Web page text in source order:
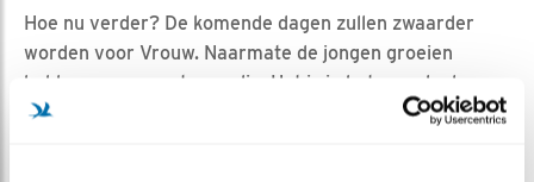
Hoe nu verder? De komende dagen zullen zwaarder
worden voor Vrouw. Naarmate de jongen groeien
hebben ze meer eten nodig. Het is in het voordeel van
de merel dat de temperatuur weer iets gaat zakken en